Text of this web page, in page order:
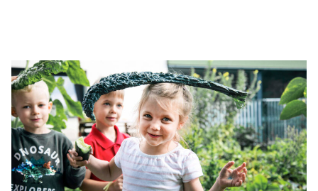
Praktischer Natur- und Artenschutz
Naturerlebnis und Bewegung
Globales Lernen
Demokratie und Friedensbildung